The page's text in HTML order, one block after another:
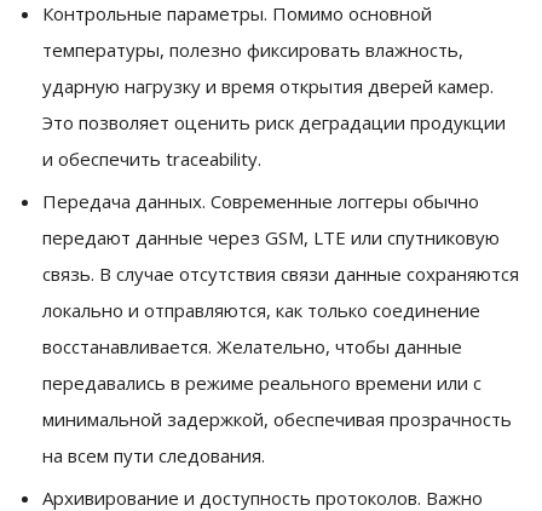
Контрольные параметры. Помимо основной
температуры, полезно фиксировать влажность,
ударную нагрузку и время открытия дверей камер.
Это позволяет оценить риск деградации продукции
и обеспечить traceability.
Передача данных. Современные логгеры обычно
передают данные через GSM, LTE или спутниковую
связь. В случае отсутствия связи данные сохраняются
локально и отправляются, как только соединение
восстанавливается. Желательно, чтобы данные
передавались в режиме реального времени или с
минимальной задержкой, обеспечивая прозрачность
на всем пути следования.
Архивирование и доступность протоколов. Важно